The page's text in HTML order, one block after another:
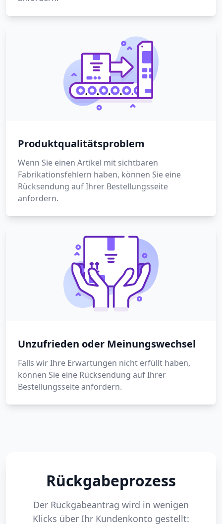
Produktqualitätsproblem
Wenn Sie einen Artikel mit sichtbaren
Fabrikationsfehlern haben, können Sie eine
Rücksendung auf Ihrer Bestellungsseite
anfordern.
Unzufrieden oder Meinungswechsel
Falls wir Ihre Erwartungen nicht erfüllt haben,
können Sie eine Rücksendung auf Ihrer
Bestellungsseite anfordern.
Rückgabeprozess
Der Rückgabeantrag wird in wenigen
Klicks über Ihr Kundenkonto gestellt: